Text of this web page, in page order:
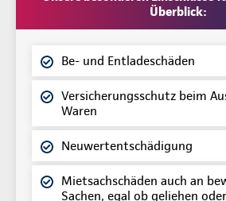
Überblick:
Be- und Entladeschäden
Versicherungsschutz beim
Waren
Neuwertentschädigung
Mietsachschäden auch an
Sachen, egal ob geliehen